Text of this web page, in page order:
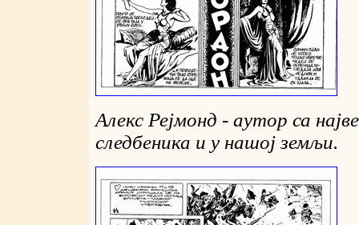
Алекс Рејмонд - аутор са
следбеника и у нашој земљи.